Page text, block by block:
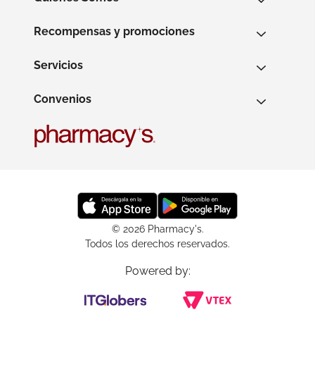
Recompensas y promociones
Servicios
Convenios
© 2026 Pharmacy's.
Todos los derechos reservados.
Powered by: